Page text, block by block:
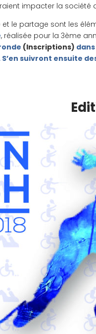
impacter la société
et le partage sont les
, réalisée pour la 3ème
(Inscriptions)
suivront ensuite